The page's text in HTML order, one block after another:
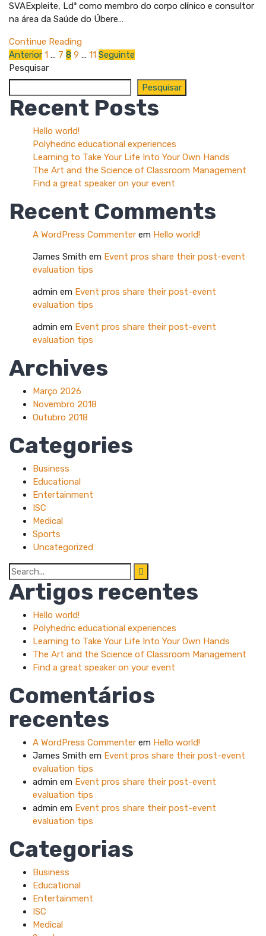
SVAExpleite, Ldª como membro do corpo clínico e consultor
na área da Saúde do Úbere…
Continue Reading
Paginação
dos
conteúdos
Anterior 1 … 7 8 9 … 11 Seguinte
Pesquisar
Pesquisar
Recent Posts
Hello world!
Polyhedric educational experiences
Learning to Take Your Life Into Your Own Hands
The Art and the Science of Classroom Management
Find a great speaker on your event
Recent Comments
A WordPress Commenter em Hello world!
James Smith em Event pros share their post-event
evaluation tips
admin em Event pros share their post-event
evaluation tips
admin em Event pros share their post-event
evaluation tips
Archives
Março 2026
Novembro 2018
Outubro 2018
Categories
Business
Educational
Entertainment
ISC
Medical
Sports
Uncategorized
Search
for:
Artigos recentes
Hello world!
Polyhedric educational experiences
Learning to Take Your Life Into Your Own Hands
The Art and the Science of Classroom Management
Find a great speaker on your event
Comentários
recentes
A WordPress Commenter em Hello world!
James Smith em Event pros share their post-event
evaluation tips
admin em Event pros share their post-event
evaluation tips
admin em Event pros share their post-event
evaluation tips
Categorias
Business
Educational
Entertainment
ISC
Medical